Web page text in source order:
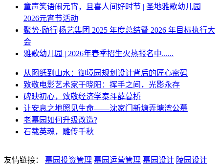
童声笑语闹元宵，且喜人间好时节 | 圣地雅歌幼儿园
2026元宵节活动
聚势·励行|杨艺集团 2025 年度总结暨 2026 年目标执行大
会
雅歌幼儿园 | 2026年春季招生火热报名中......
从图纸到山水：御境园规划设计背后的匠心密码
致敬电影艺术家于晓阳：挥手之间，光影永存
碑映初心，致敬经济学泰斗薛暮桥
让安息之地照见生命——沈家门新塘弄塘湾公墓
老墓园如何升级改造?
石载英魂，雕传千秋
友情链接： 墓园投资管理 墓园运营管理 墓园设计 陵园设计